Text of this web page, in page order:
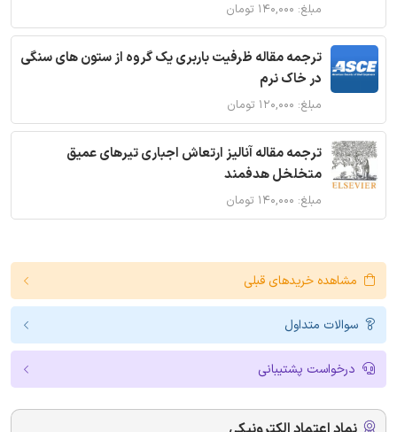
مبلغ: ۱۴۰,۰۰۰ تومان
ترجمه مقاله ظرفیت باربری یک گروه از ستون های سنگی
در خاک نرم
مبلغ: ۱۲۰,۰۰۰ تومان
ترجمه مقاله آنالیز ارتعاش اجباری تیرهای عمیق
متخلخل هدفمند
مبلغ: ۱۴۰,۰۰۰ تومان
مشاهده خریدهای قبلی
سوالات متداول
درخواست پشتیبانی